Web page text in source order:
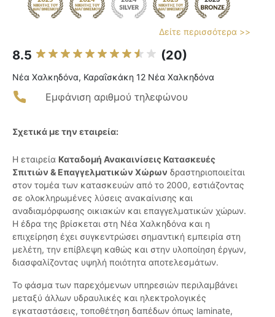
Δείτε περισσότερα >>
8.5 (20)
Νέα Χαλκηδόνα, Καραΐσκάκη 12 Νέα Χαλκηδόνα
Εμφάνιση αριθμού τηλεφώνου
Σχετικά με την εταιρεία:
Η εταιρεία Καταδομή Ανακαινίσεις Κατασκευές
Σπιτιών & Επαγγελματικών Χώρων δραστηριοποιείται
στον τομέα των κατασκευών από το 2000, εστιάζοντας
σε ολοκληρωμένες λύσεις ανακαίνισης και
αναδιαμόρφωσης οικιακών και επαγγελματικών χώρων.
Η έδρα της βρίσκεται στη Νέα Χαλκηδόνα και η
επιχείρηση έχει συγκεντρώσει σημαντική εμπειρία στη
μελέτη, την επίβλεψη καθώς και στην υλοποίηση έργων,
διασφαλίζοντας υψηλή ποιότητα αποτελεσμάτων.
Το φάσμα των παρεχόμενων υπηρεσιών περιλαμβάνει
μεταξύ άλλων υδραυλικές και ηλεκτρολογικές
εγκαταστάσεις, τοποθέτηση δαπέδων όπως laminate,